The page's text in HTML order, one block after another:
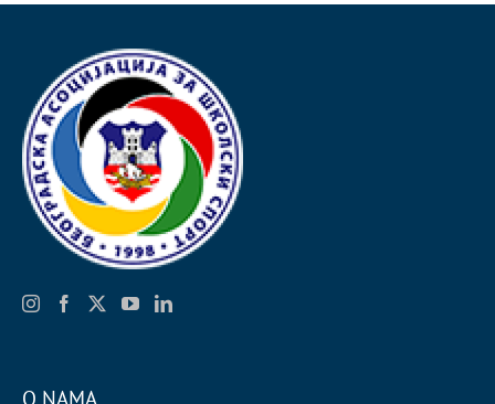
O NAMA